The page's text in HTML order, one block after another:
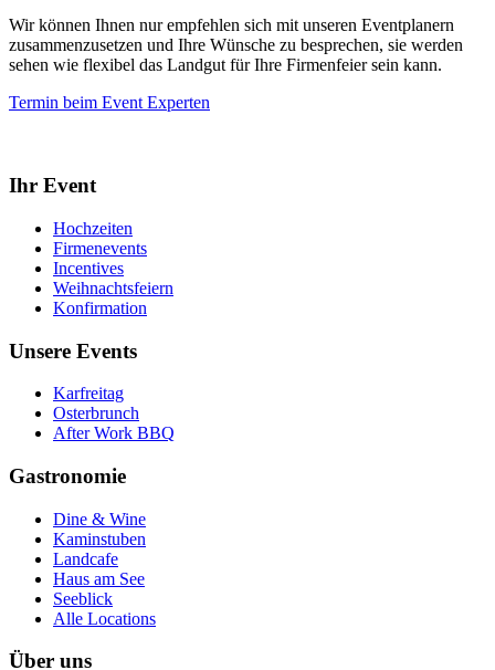
Wir können Ihnen nur empfehlen sich mit unseren Eventplanern
zusammenzusetzen und Ihre Wünsche zu besprechen, sie werden
sehen wie flexibel das Landgut für Ihre Firmenfeier sein kann.
Termin beim Event Experten
Ihr Event
Hochzeiten
Firmenevents
Incentives
Weihnachtsfeiern
Konfirmation
Unsere Events
Karfreitag
Osterbrunch
After Work BBQ
Gastronomie
Dine & Wine
Kaminstuben
Landcafe
Haus am See
Seeblick
Alle Locations
Über uns